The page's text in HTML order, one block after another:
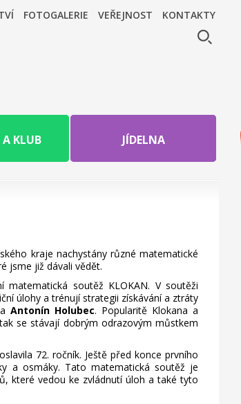
FOTOGALERIE VEŘEJNOST KONTAKTY
KLUB JÍDELNA
kraje nachystány různé matematické
jsme již dávali vědět.
soutěž KLOKAN. V soutěži
úlohy a trénují strategii získávání a ztráty
Antonín Holubec. Popularitě Klokana a
se stávají dobrým odrazovým můstkem
72. ročník. Ještě před konce prvního
a osmáky. Tato matematická soutěž je
které vedou ke zvládnutí úloh a také tyto